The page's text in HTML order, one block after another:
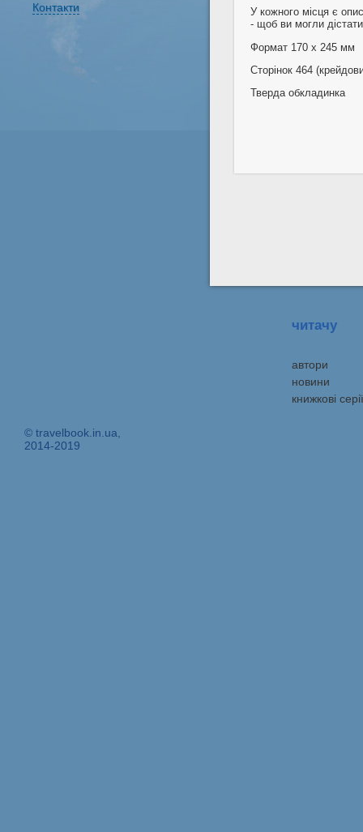
Контакти
У кожного місця є
- щоб ви могли
Формат 170 х 245 мм
Сторінок 464
Тверда обкладинка
© travelbook.in.ua,
2014-2019
читачу
автори
новини
книжкові серії